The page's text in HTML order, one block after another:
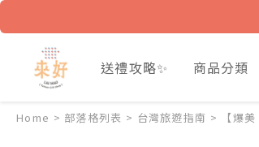
送禮攻略✨ 商品分類
Home > 部落格列表 > 台灣旅遊指南 > 【爆